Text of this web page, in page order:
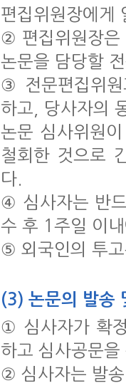
편집위원장에게
② 편집위원장은
논문을 담당할
③ 전문편집위원
하고, 당사자의
논문 심사위원
철회한 것으로
다.
④ 심사자는 반
수 후 1주일 이
⑤ 외국인의 투고
(3) 논문의 발송
① 심사자가 확
하고 심사공문
② 심사자는 발